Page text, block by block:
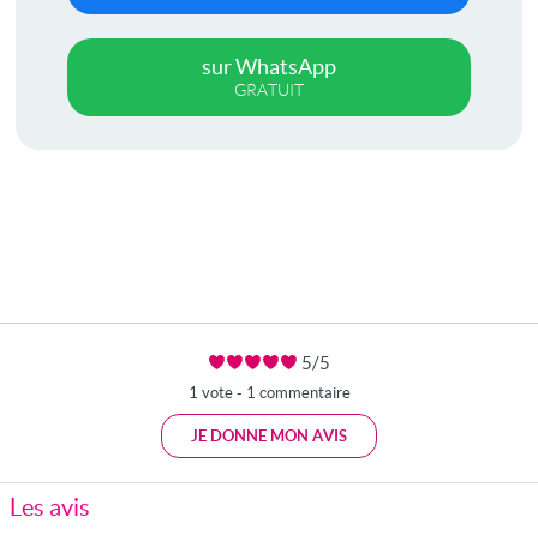
sur WhatsApp
GRATUIT
5/5
1 vote - 1 commentaire
JE DONNE MON AVIS
Les avis